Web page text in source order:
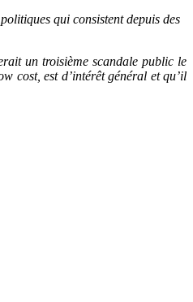
qui consistent depuis des
un troisième scandale public le
cost, est d’intérêt général et qu’il